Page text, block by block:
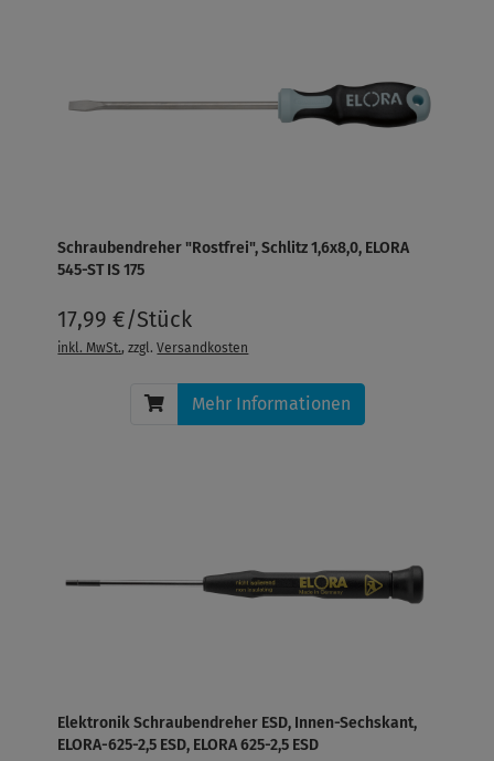
Schraubendreher "Rostfrei", Schlitz 1,6x8,0, ELORA
545-ST IS 175
17,99 €/Stück
inkl. MwSt., zzgl.Versandkosten
Mehr Informationen
Elektronik Schraubendreher ESD, Innen-Sechskant,
ELORA-625-2,5 ESD, ELORA 625-2,5 ESD